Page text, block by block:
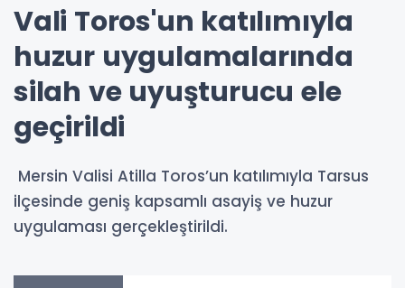
Vali Toros'un katılımıyla
huzur uygulamalarında
silah ve uyuşturucu ele
geçirildi
Mersin Valisi Atilla Toros’un katılımıyla Tarsus
ilçesinde geniş kapsamlı asayiş ve huzur
uygulaması gerçekleştirildi.